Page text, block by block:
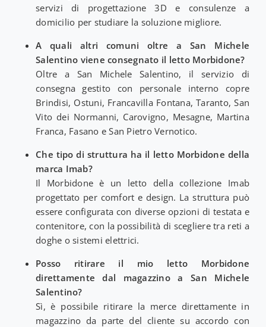
servizi di progettazione 3D e consulenze a
domicilio per studiare la soluzione migliore.
A quali altri comuni oltre a San Michele
Salentino viene consegnato il letto Morbidone?
Oltre a San Michele Salentino, il servizio di
consegna gestito con personale interno copre
Brindisi, Ostuni, Francavilla Fontana, Taranto, San
Vito dei Normanni, Carovigno, Mesagne, Martina
Franca, Fasano e San Pietro Vernotico.
Che tipo di struttura ha il letto Morbidone della
marca Imab?
Il Morbidone è un letto della collezione Imab
progettato per comfort e design. La struttura può
essere configurata con diverse opzioni di testata e
contenitore, con la possibilità di scegliere tra reti a
doghe o sistemi elettrici.
Posso ritirare il mio letto Morbidone
direttamente dal magazzino a San Michele
Salentino?
Sì, è possibile ritirare la merce direttamente in
magazzino da parte del cliente su accordo con